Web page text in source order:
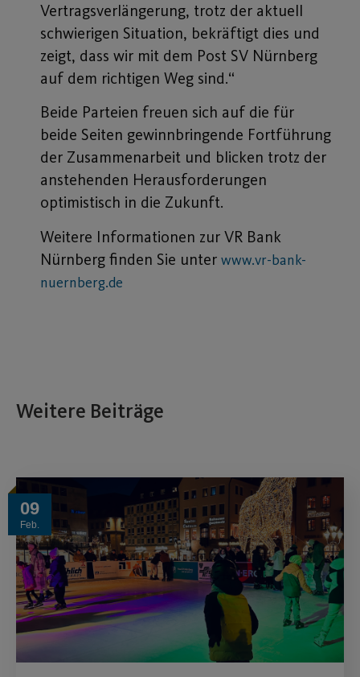
Vertragsverlängerung, trotz der aktuell
schwierigen Situation, bekräftigt dies und
zeigt, dass wir mit dem Post SV Nürnberg
auf dem richtigen Weg sind.“
Beide Parteien freuen sich auf die für
beide Seiten gewinnbringende Fortführung
der Zusammenarbeit und blicken trotz der
anstehenden Herausforderungen
optimistisch in die Zukunft.
Weitere Informationen zur VR Bank
Nürnberg finden Sie unter www.vr-bank-
nuernberg.de
Weitere Beiträge
09
Feb.